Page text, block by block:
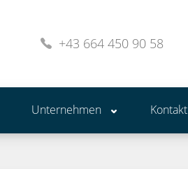
+43 664 450 90 58
Unternehmen Kontakt